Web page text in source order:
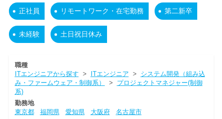
正社員 リモートワーク・在宅勤務 第二新卒
未経験 土日祝日休み
職種
ITエンジニアから探す > ITエンジニア > システム開発（組み込
み・ファームウェア・制御系）
> プロジェクトマネジャー(制御
系)
勤務地
東京都
福岡県 愛知県 大阪府
名古屋市